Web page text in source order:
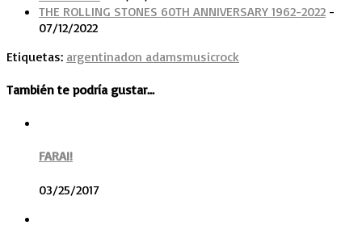
THE ROLLING STONES 60TH ANNIVERSARY 1962-2022 -
07/12/2022
Etiquetas: argentinadon adamsmusicrock
También te podría gustar...
FARAI!
03/25/2017